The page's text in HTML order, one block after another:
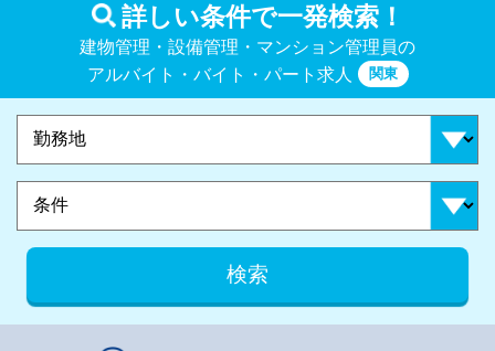
詳しい条件で一発検索！
建物管理・設備管理・マンション管理員の
アルバイト・バイト・パート求人
関東
検索